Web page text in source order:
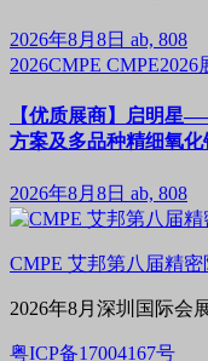
2026年8月8日 ab, 808
2026CMPE CMPE2026
【优质展商】启明星
方案及多品种精细氧化
2026年8月8日 ab, 808
CMPE 艾邦第八届精
2026年8月深圳国际会
粤ICP备17004167号